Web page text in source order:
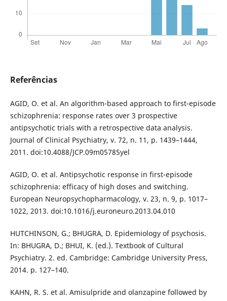
Referências
AGID, O. et al. An algorithm-based approach to first-episode
schizophrenia: response rates over 3 prospective
antipsychotic trials with a retrospective data analysis.
Journal of Clinical Psychiatry, v. 72, n. 11, p. 1439–1444,
2011. doi:10.4088/JCP.09m05785yel
AGID, O. et al. Antipsychotic response in first-episode
schizophrenia: efficacy of high doses and switching.
European Neuropsychopharmacology, v. 23, n. 9, p. 1017–
1022, 2013. doi:10.1016/j.euroneuro.2013.04.010
HUTCHINSON, G.; BHUGRA, D. Epidemiology of psychosis.
In: BHUGRA, D.; BHUI, K. (ed.). Textbook of Cultural
Psychiatry. 2. ed. Cambridge: Cambridge University Press,
2014. p. 127–140.
KAHN, R. S. et al. Amisulpride and olanzapine followed by